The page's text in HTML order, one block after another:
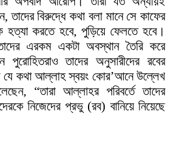
বিরুদ্ধে কথা বলা মানে সে কাফের
হত্যা করতে হবে, পুড়িয়ে ফেলতে হবে।
তাদের এরকম একটা অবস্থান তৈরি করে
পুরোহিতরাও তাদের অনুসারীদের রবের
যে কথা আল্লাহ স্বয়ং কোর’আনে উল্লেখ
“তারা আল্লাহর পরিবর্তে তাদের
নিজেদের প্রভু (রব) বানিয়ে নিয়েছে